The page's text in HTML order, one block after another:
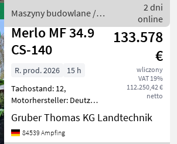
Luft Einfach 80 - 100% ,
Maszyny budowlane /
Manitou
2 dni
online
Merlo MF 34.9
CS-140
133.578
€
wliczony
VAT 19%
112.250,42 €
netto
R. prod. 2026
15 h
Tachostand: 12,
Motorhersteller: Deutz
________ max.
Tragfähigkeit 3.400 kg max.
Hubhöhe 8.860 mm max.
Gruber Thomas KG Landtechnik
84539 Ampfing